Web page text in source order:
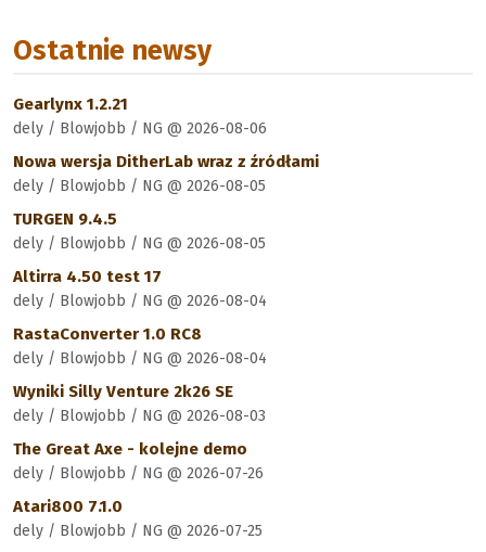
Ostatnie newsy
Gearlynx 1.2.21
dely / Blowjobb / NG @ 2026-08-06
Nowa wersja DitherLab wraz z źródłami
dely / Blowjobb / NG @ 2026-08-05
TURGEN 9.4.5
dely / Blowjobb / NG @ 2026-08-05
Altirra 4.50 test 17
dely / Blowjobb / NG @ 2026-08-04
RastaConverter 1.0 RC8
dely / Blowjobb / NG @ 2026-08-04
Wyniki Silly Venture 2k26 SE
dely / Blowjobb / NG @ 2026-08-03
The Great Axe - kolejne demo
dely / Blowjobb / NG @ 2026-07-26
Atari800 7.1.0
dely / Blowjobb / NG @ 2026-07-25